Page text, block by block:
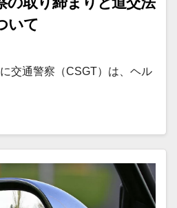
いて
交通警察（CSGT）は、ヘル